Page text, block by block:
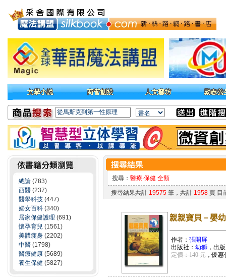
總論 (783)
西醫 (237)
醫學科技 (447)
婦女百科 (340)
居家保健護理 (691)
懷孕育兒 (1561)
美體瘦身 (2202)
中醫 (1798)
醫療健康 (5689)
養生保健 (5827)
搜尋： 醫療‧保健 全類
搜尋結果共計 19575筆，共計 1958頁 目
親親寶貝－嬰
作者： 張開屏
出版社： 幼獅，出
定價：140 元，優惠